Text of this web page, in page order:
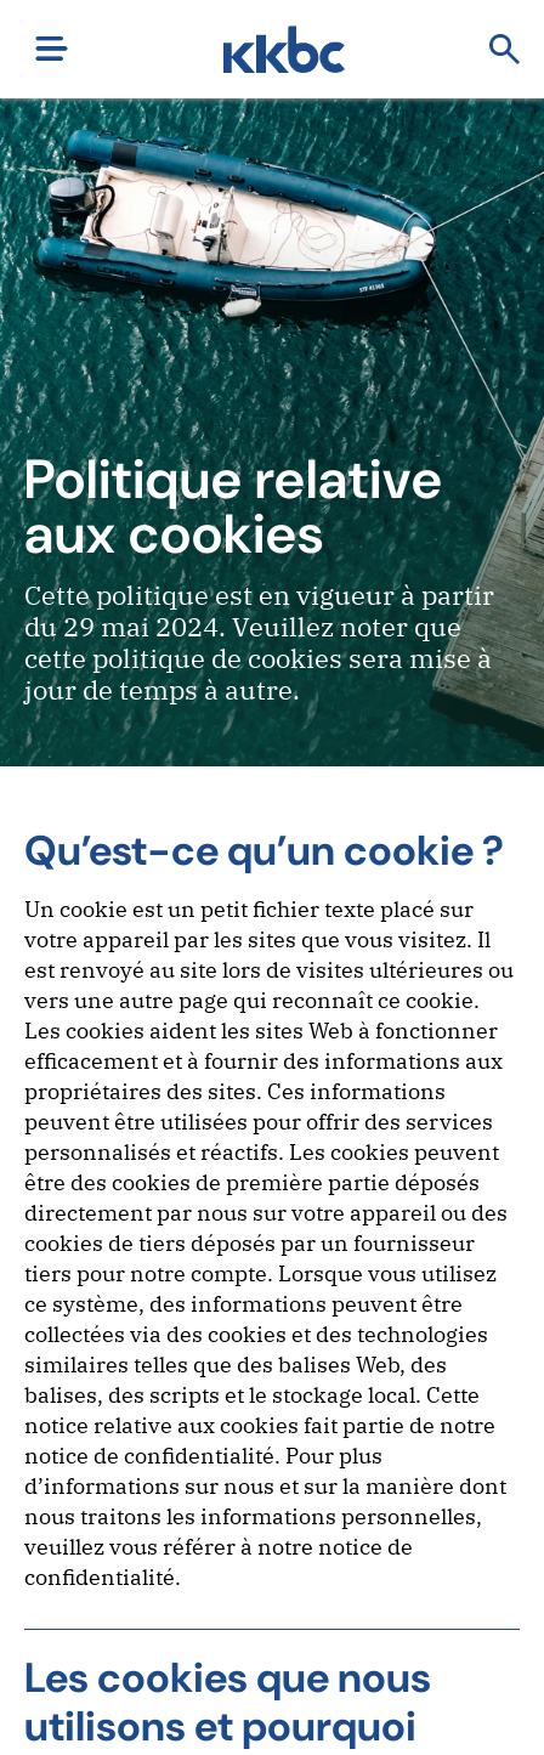
Politique relative
aux cookies
Cette politique est en vigueur à partir
du 29 mai 2024. Veuillez noter que
cette politique de cookies sera mise à
jour de temps à autre.
Qu’est-ce qu’un cookie ?
Un cookie est un petit fichier texte placé sur
votre appareil par les sites que vous visitez. Il
est renvoyé au site lors de visites ultérieures ou
vers une autre page qui reconnaît ce cookie.
Les cookies aident les sites Web à fonctionner
efficacement et à fournir des informations aux
propriétaires des sites. Ces informations
peuvent être utilisées pour offrir des services
personnalisés et réactifs. Les cookies peuvent
être des cookies de première partie déposés
directement par nous sur votre appareil ou des
cookies de tiers déposés par un fournisseur
tiers pour notre compte. Lorsque vous utilisez
ce système, des informations peuvent être
collectées via des cookies et des technologies
similaires telles que des balises Web, des
balises, des scripts et le stockage local. Cette
notice relative aux cookies fait partie de notre
notice de confidentialité. Pour plus
d’informations sur nous et sur la manière dont
nous traitons les informations personnelles,
veuillez vous référer à notre notice de
confidentialité.
Les cookies que nous
utilisons et pourquoi